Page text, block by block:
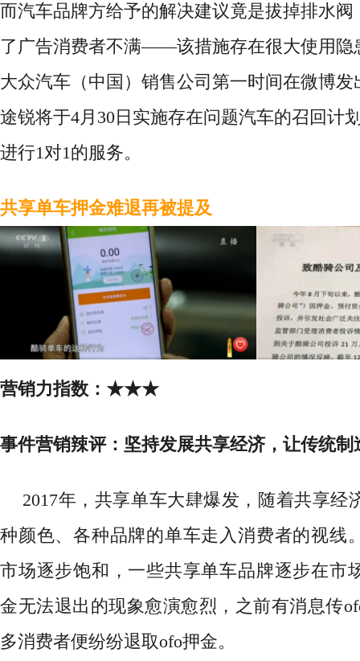
而汽车品牌方给予的解决建议竟是拔掉排水阀
了广告消费者不满——该措施存在很大使用隐
大众汽车（中国）销售公司第一时间在微博
途锐将于4月30日实施存在问题汽车的召回计
进行1对1的服务。
共享单车押金难退再被提及
营销力指数： ★★★
事件营销辣评： 坚持发展共享经济，让传统
2017年，共享单车大肆爆发，随着共享经
种颜色、各种品牌的单车走入消费者的视线
市场逐步饱和，一些共享单车品牌逐步在市
金无法退出的现象愈演愈烈，之前有消息传
多消费者便纷纷退取ofo押金。